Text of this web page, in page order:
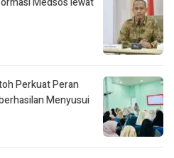
Perkuat Peran
Menyusui